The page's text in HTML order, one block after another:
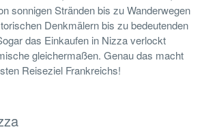
sonnigen Stränden bis zu Wanderwegen
Denkmälern bis zu bedeutenden
das Einkaufen in Nizza verlockt
gleichermaßen. Genau das macht
Reiseziel Frankreichs!